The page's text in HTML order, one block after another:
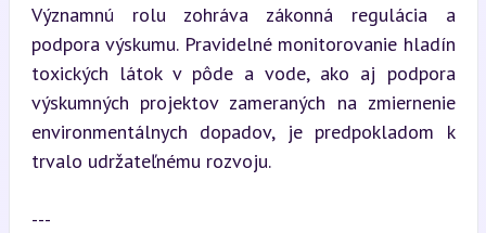
Významnú rolu zohráva zákonná regulácia a
podpora výskumu. Pravidelné monitorovanie hladín
toxických látok v pôde a vode, ako aj podpora
výskumných projektov zameraných na zmiernenie
environmentálnych dopadov, je predpokladom k
trvalo udržateľnému rozvoju.
---